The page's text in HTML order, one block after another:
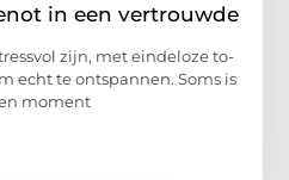
in een vertrouwde
zijn, met eindeloze to-
echt te ontspannen. Soms is
moment